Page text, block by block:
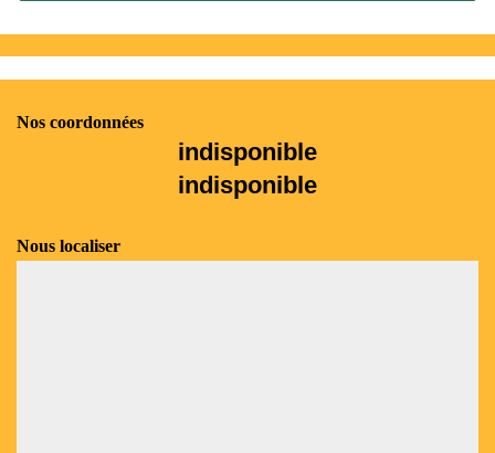
Nos coordonnées
indisponible
indisponible
Nous localiser